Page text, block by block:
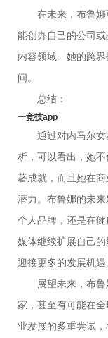
在未来，布鲁
能创办自己的公司
内容领域。她的跨
间。
总结：
一竞技app
通过对内马尔
析，可以看出，她
著成就，而且她在
潜力。布鲁娜的未
个人品牌，还是在
媒体继续扩展自己
迎接更多的发展机遇
展望未来，布
家，甚至有可能在
业发展的多重尝试